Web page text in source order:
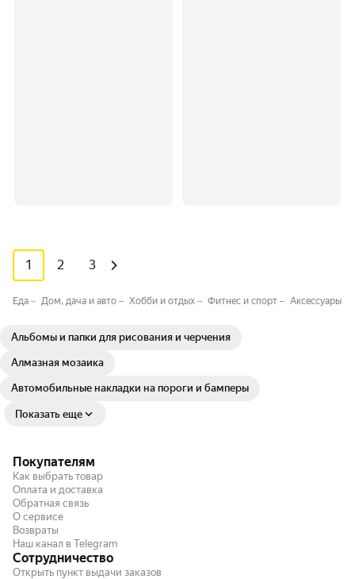
1 2 3
Еда Дом, дача и авто Хобби и отдых Фитнес и спорт Аксессуары
Альбомы и папки для рисования и черчения
Алмазная мозаика
Автомобильные накладки на пороги и бамперы
Показать еще
Покупателям
Как выбрать товар
Оплата и доставка
Обратная связь
О сервисе
Возвраты
Наш канал в Telegram
Сотрудничество
Открыть пункт выдачи заказов